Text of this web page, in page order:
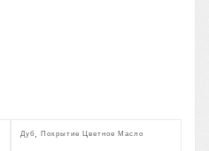
Дуб, Покрытие Цветное Масло